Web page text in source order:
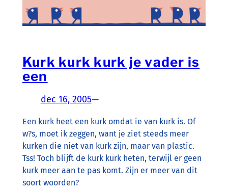
Kurk kurk kurk je vader is
een
dec 16, 2005—
Een kurk heet een kurk omdat ie van kurk is. Of
w?s, moet ik zeggen, want je ziet steeds meer
kurken die niet van kurk zijn, maar van plastic.
Tss! Toch blijft de kurk kurk heten, terwijl er geen
kurk meer aan te pas komt. Zijn er meer van dit
soort woorden?